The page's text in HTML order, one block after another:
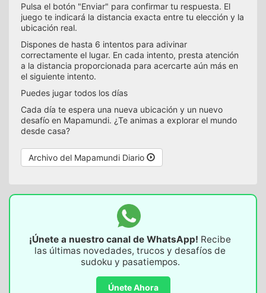
Pulsa el botón "Enviar" para confirmar tu respuesta. El
juego te indicará la distancia exacta entre tu elección y la
ubicación real.
Dispones de hasta 6 intentos para adivinar
correctamente el lugar. En cada intento, presta atención
a la distancia proporcionada para acercarte aún más en
el siguiente intento.
Puedes jugar todos los días
Cada día te espera una nueva ubicación y un nuevo
desafío en Mapamundi. ¿Te animas a explorar el mundo
desde casa?
Archivo del Mapamundi Diario
¡Únete a nuestro canal de WhatsApp! Recibe
las últimas novedades, trucos y desafíos de
sudoku y pasatiempos.
Únete Ahora